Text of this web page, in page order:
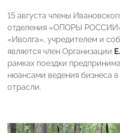
15 августа члены
отделения «ОПОРЫ
«Иволга», учредителем и
является член Организации
рамках поездки
нюансами ведения бизнеса
отрасли.